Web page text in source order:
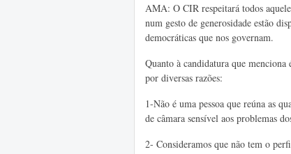
AMA: O CIR respeitará todos
num gesto de generosidade estão
democráticas que nos governam.
Quanto à candidatura que
por diversas razões:
1-Não é uma pessoa que reúna as
de câmara sensível aos problemas
2- Consideramos que não tem o